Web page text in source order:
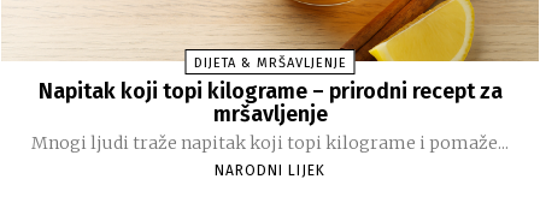
DIJETA & MRŠAVLJENJE
Napitak koji topi kilograme – prirodni recept za
mršavljenje
Mnogi ljudi traže napitak koji topi kilograme i pomaže...
NARODNI LIJEK